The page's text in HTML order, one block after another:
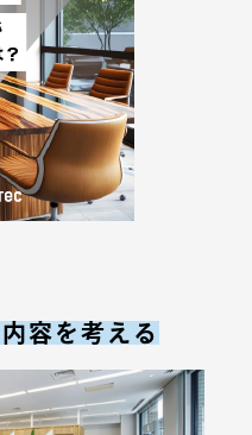
容を考える